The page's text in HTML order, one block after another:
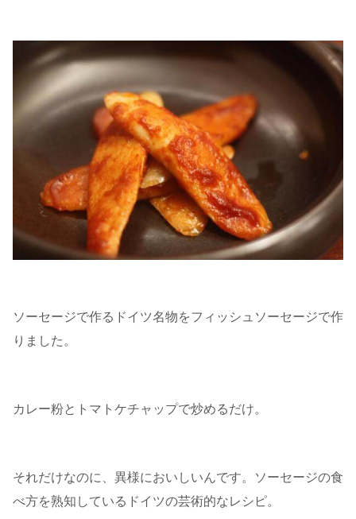
ソーセージで作るドイツ名物をフィッシュソーセージで作
りました。
カレー粉とトマトケチャップで炒めるだけ。
それだけなのに、異様においしいんです。ソーセージの食
べ方を熟知しているドイツの芸術的なレシピ。